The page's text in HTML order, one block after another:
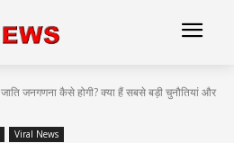
जाति जनगणना कैसे होगी? क्या हैं सबसे बड़ी चुनौतियां और
Viral News